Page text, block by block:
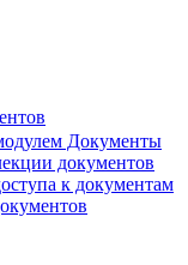
Документы
документов
к документам